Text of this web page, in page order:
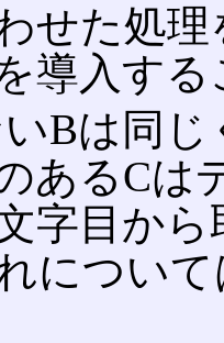
せた処
導入す
Bは同
あるCは
字目か
につい